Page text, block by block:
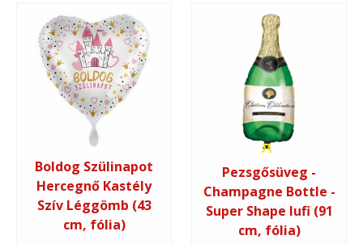
Boldog Szülinapot
Hercegnő Kastély
Szív Léggömb (43
cm, fólia)
Pezsgősüveg -
Champagne Bottle -
Super Shape lufi (91
cm, fólia)